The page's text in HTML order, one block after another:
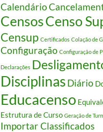
Calendário
CensosCenso
Censup Certificados Colação de
Configuração Configuração de
Declarações
Disciplinas Diário
Educacenso
Estrutura de Curso Geração de
Importar Classificados